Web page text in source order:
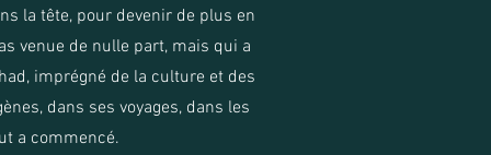
la tête, pour devenir de plus en
venue de nulle part, mais qui a
imprégné de la culture et des
dans ses voyages, dans les
a commencé.